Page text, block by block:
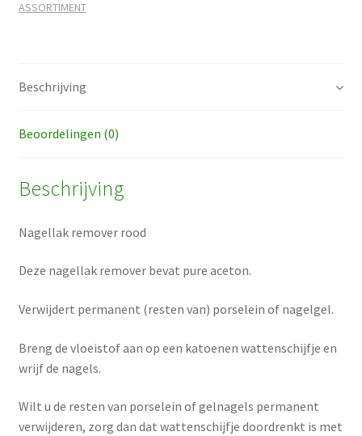
ASSORTIMENT
Beschrijving
Beoordelingen (0)
Beschrijving
Nagellak remover rood
Deze nagellak remover bevat pure aceton.
Verwijdert permanent (resten van) porselein of nagelgel.
Breng de vloeistof aan op een katoenen wattenschijfje en
wrijf de nagels.
Wilt u de resten van porselein of gelnagels permanent
verwijderen, zorg dan dat wattenschijfje doordrenkt is met